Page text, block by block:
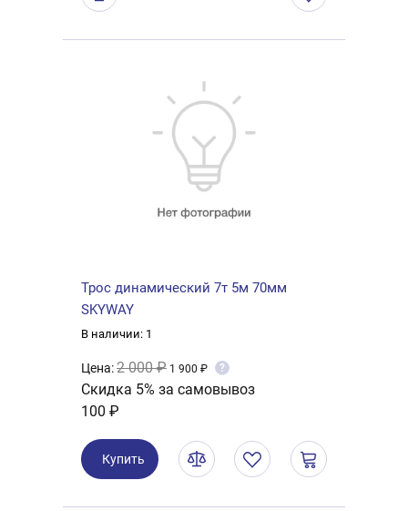
Трос динамический 7т 5м 70мм
SKYWAY
В наличии: 1
Цена:2 000 ₽ 1 900 ₽ ?
Скидка 5% за самовывоз
100 ₽
Купить